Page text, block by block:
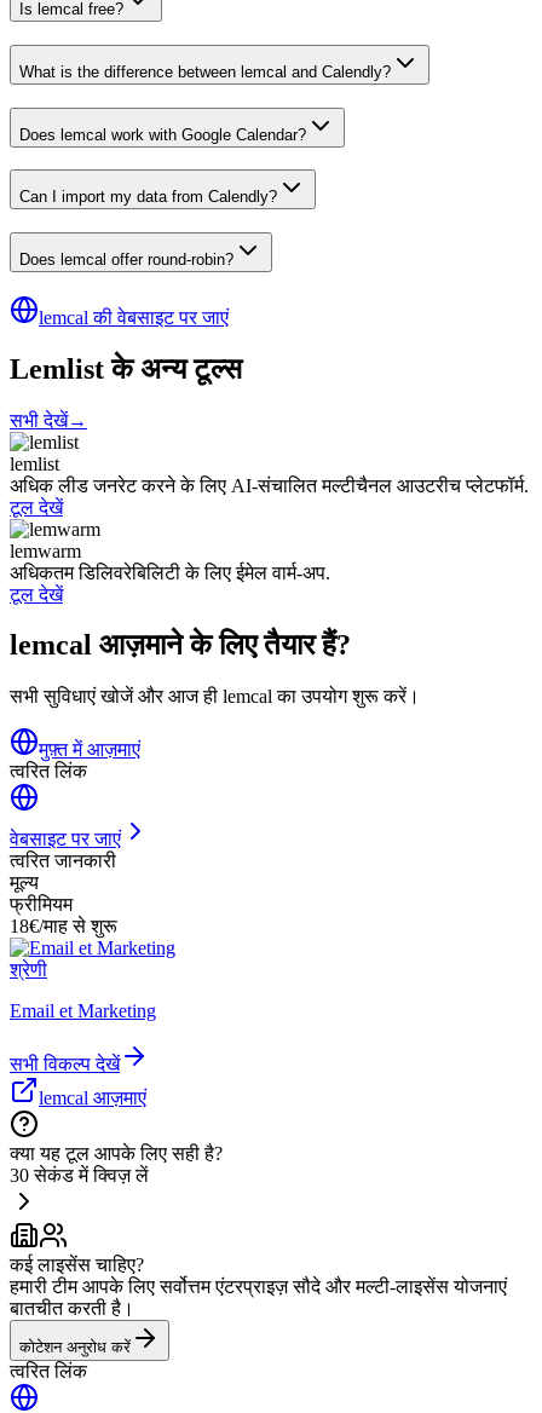
Is lemcal free?
What is the difference between lemcal and Calendly?
Does lemcal work with Google Calendar?
Can I import my data from Calendly?
Does lemcal offer round-robin?
lemcal की वेबसाइट पर जाएं
Lemlist के अन्य टूल्स
सभी देखें→
lemlist
अधिक लीड जनरेट करने के लिए AI-संचालित मल्टीचैनल आउटरीच प्लेटफॉर्म.
टूल देखें
lemwarm
अधिकतम डिलिवरेबिलिटी के लिए ईमेल वार्म-अप.
टूल देखें
lemcal आज़माने के लिए तैयार हैं?
सभी सुविधाएं खोजें और आज ही lemcal का उपयोग शुरू करें।
मुफ़्त में आज़माएं
त्वरित लिंक
वेबसाइट पर जाएं
त्वरित जानकारी
मूल्य
फ्रीमियम
18€/माह से शुरू
श्रेणी
Email et Marketing
सभी विकल्प देखें
lemcal आज़माएं
क्या यह टूल आपके लिए सही है?
30 सेकंड में क्विज़ लें
कई लाइसेंस चाहिए?
हमारी टीम आपके लिए सर्वोत्तम एंटरप्राइज़ सौदे और मल्टी-लाइसेंस योजनाएं
बातचीत करती है।
कोटेशन अनुरोध करें
त्वरित लिंक